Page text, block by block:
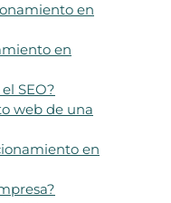
en
en
SEO?
web de una
en